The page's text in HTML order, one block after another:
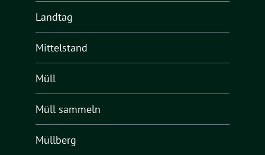
Landtag
Mittelstand
Müll
Müll sammeln
Müllberg